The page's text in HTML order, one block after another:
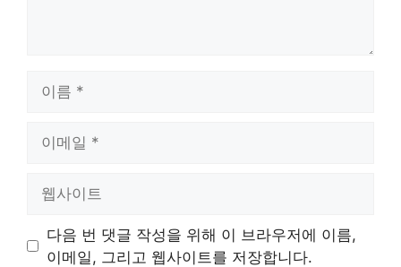
트
다음 번 댓글 작성을 위해 이 브라우저에 이름,
이메일, 그리고 웹사이트를 저장합니다.